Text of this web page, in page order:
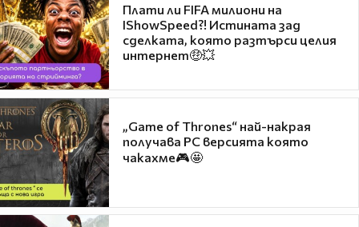
Плати ли FIFA милиони на
IShowSpeed?! Истината зад
сделката, която разтърси целия
интернет🤑💥
„Game of Thrones“ най-накрая
получава PC версията която
чакахме🎮🤩